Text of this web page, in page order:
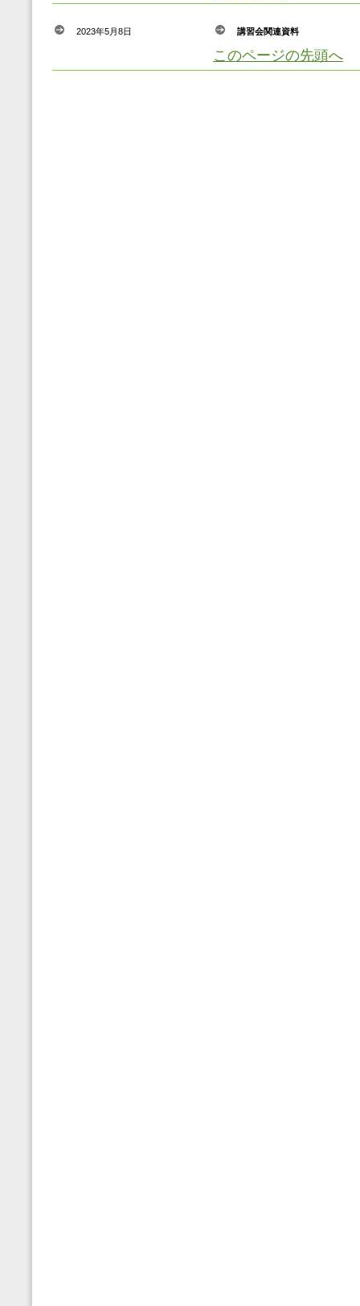
2023年5月8日 講習会関連資料
このページの先頭へ